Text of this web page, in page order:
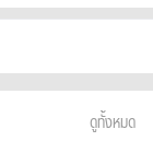
ดูทั้งหมด